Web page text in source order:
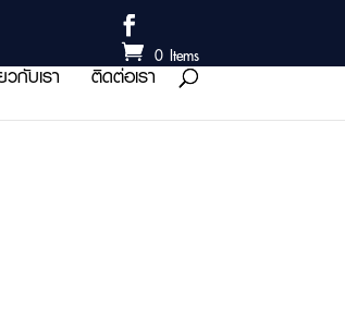
0 Items
วกับเรา ติดต่อเรา